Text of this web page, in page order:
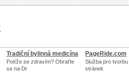
Tradiční bylinná medicína
Potíže se zdravím? Obraťte
se na Dr
PageRide.com
Služba pro
stránek